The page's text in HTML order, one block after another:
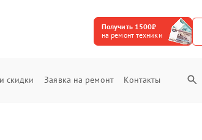
Получить 1500₽
на ремонт техники
скидки Заявка на ремонт Контакты